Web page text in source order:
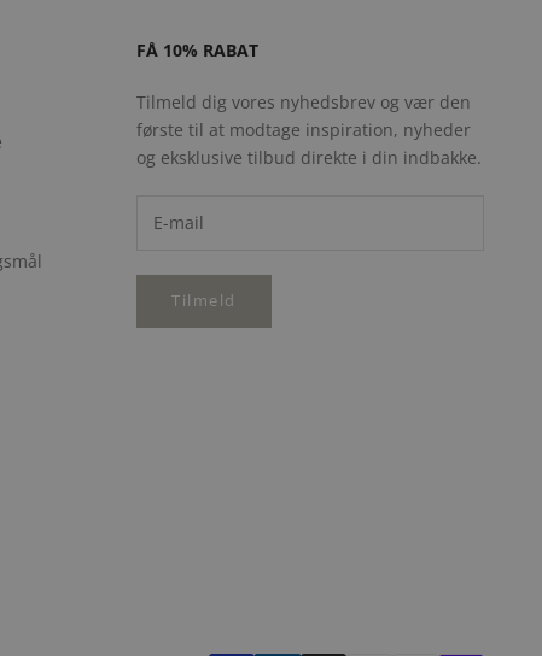
FÅ 10% RABAT
Tilmeld dig vores nyhedsbrev og vær den
første til at modtage inspiration, nyheder
og eksklusive tilbud direkte i din indbakke.
Tilmeld